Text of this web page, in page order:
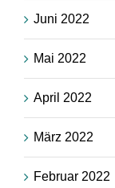
Juni 2022
Mai 2022
April 2022
März 2022
Februar 2022